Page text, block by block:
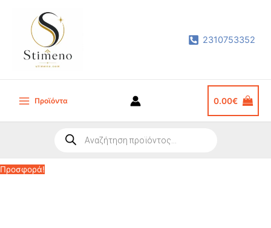
περιεχόμενο
2310753352
Main
Προϊόντα 0.00€
search
Προσφορά!